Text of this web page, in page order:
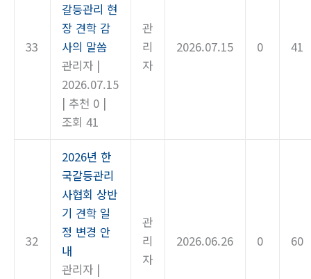
33
갈등관리 현
장 견학 감
사의 말씀
관리자 |
2026.07.15
| 추천 0 |
조회 41
관
리
자
2026.07.15 0 41
32
2026년 한
국갈등관리
사협회 상반
기 견학 일
정 변경 안
내
관리자 |
관
리
자
2026.06.26 0 60